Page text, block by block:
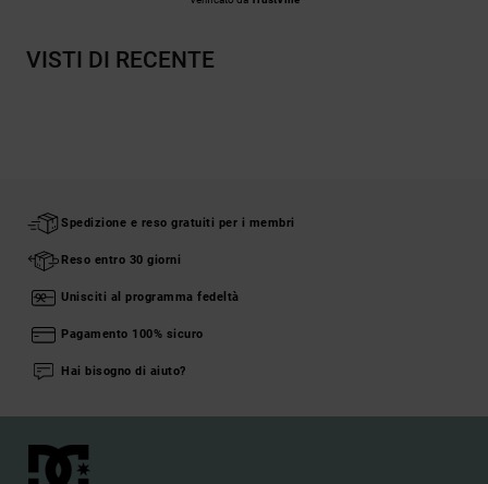
VISTI DI RECENTE
Spedizione e reso gratuiti per i membri
Reso entro 30 giorni
Unisciti al programma fedeltà
Pagamento 100% sicuro
Hai bisogno di aiuto?